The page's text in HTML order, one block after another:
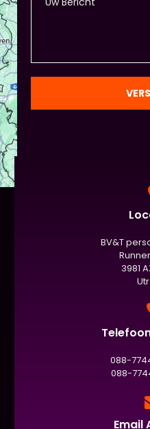
+ zorg ervoor dat
en die van Piet en
gezien de
officiële/vaste
BV&T
3981
088-
088-
Email